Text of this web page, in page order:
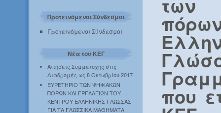
Προτεινόμενοι Σύνδεσμοι
Προτεινόμενοι Σύνδεσμοι
Νέα του ΚΕΓ
Αιτήσεις Συμμετοχής στις
Διαδρομές ως 8 Οκτωβρίου 2017
ΕΥΡΕΤΗΡΙΟ ΤΩΝ ΨΗΦΙΑΚΩΝ
ΠΟΡΩΝ ΚΑΙ ΕΡΓΑΛΕΙΩΝ ΤΟΥ
ΚΕΝΤΡΟΥ ΕΛΛΗΝΙΚΗΣ ΓΛΩΣΣΑΣ
ΓΙΑ ΤΑ ΓΛΩΣΣΙΚΑ ΜΑΘΗΜΑΤΑ
των
που